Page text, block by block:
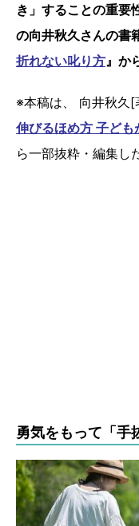
き」することの重要
の向井秋久さんの書
折れない叱り方 』か
※本稿は、 向井秋久
伸びるほめ方 子ど
ら一部抜粋・編集し
勇気をもって「手